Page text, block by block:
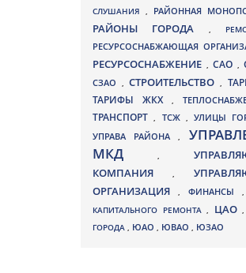
СЛУШАНИЯ, РАЙОННАЯ
РАЙОНЫ ГОРОДА ,
РЕСУРСОСНАБЖАЮЩАЯ
РЕСУРСОСНАБЖЕНИЕ , САО ,
СЗАО ,СТРОИТЕЛЬСТВО,
ТАРИФЫ ЖКХ ,
ТРАНСПОРТ, ТСЖ , УЛИЦЫ
УПРАВА РАЙОНА,
МКД,
КОМПАНИЯ
,
ОРГАНИЗАЦИЯ
, ФИНАНСЫ ,
КАПИТАЛЬНОГО РЕМОНТА , ЦАО ,
ГОРОДА , ЮАО , ЮВАО , ЮЗАО